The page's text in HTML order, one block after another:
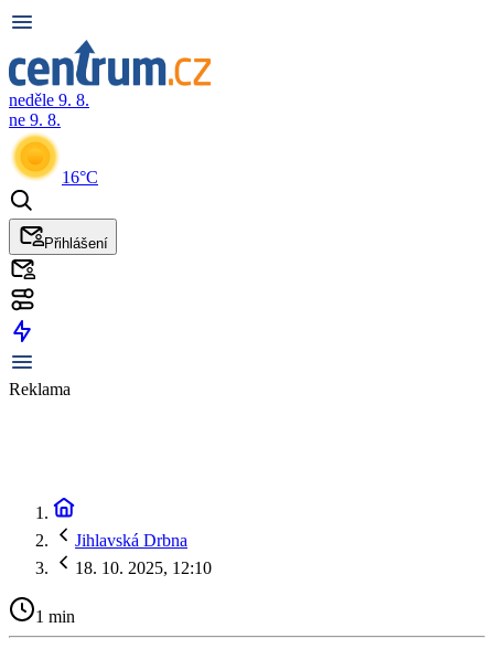
neděle 9. 8.
ne 9. 8.
16°C
Přihlášení
Reklama
Jihlavská Drbna
18. 10. 2025, 12:10
1 min